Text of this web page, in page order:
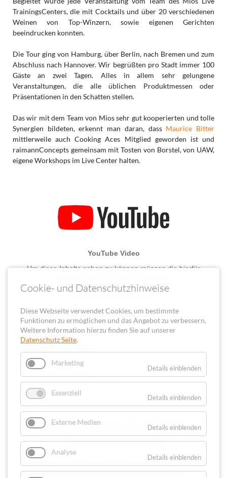
TrainingsCenters, die mit Cocktails und über 20 verschiedenen
Weinen von Top-Winzern, sowie eigenen Gerichten
beeindrucken konnten.
Die Tour ging von Hamburg, über Berlin, nach Bremen und zum
Abschluss nach Hannover. Wir begrüßten pro Stadt immer 100
Gäste an zwei Tagen. Alles in allem sehr gelungene
Veranstaltungen, die alle üblichen Produktmessen oder
Präsentationen in den Schatten stellen.
Das wir mit dem Team von Mios sehr gut kooperierten und tolle
Synergien bildeten, erkennt man daran, dass Maurice Bitter
mittlerweile auch Cooking Aces Mitglied geworden ist und
raimannConcepts gemeinsam mit Tosten von Borstel, von UAW,
eigene Workshops im Live Center halten.
Das könnte Sie auch interessieren
Unsere Referenzen
Weitere Projekte & Berichte
Lassen Sie uns über Ihren
Betrieb sprechen
Kostenloses Erstgespräch · über 30 Jahre Praxis ·
Rückmeldung innerhalb von 24 Stunden –
Cookie- und Datenschutzhinweise
Diese Webseite verwendet Cookies, um bestimmte
Funktionen zu ermöglichen und das Angebot zu verbessern.
Weitere Information hierzu finden Sie auf unserer
Datenschutz Seite.
Marketing
Details einblenden
Essenziell
Details einblenden
Externe Medien
Details einblenden
Analyse
Details einblenden